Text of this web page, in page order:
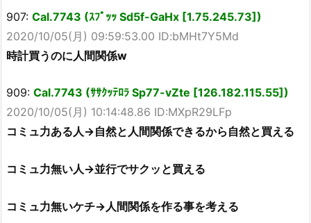
907: Cal.7743 (ｽﾌﾟｯｯ Sd5f-GaHx [1.75.245.73])
2020/10/05(月) 09:59:53.00 ID:bMHt7Y5Md
時計買うのに人間関係w
909: Cal.7743 (ｻｻｸｯﾃﾛﾗ Sp77-vZte [126.182.115.55])
2020/10/05(月) 10:14:48.86 ID:MXpR29LFp
コミュ力ある人→自然と人間関係できるから自然と買える
コミュ力無い人→並行でサクッと買える
コミュ力無いケチ→人間関係を作る事を考える